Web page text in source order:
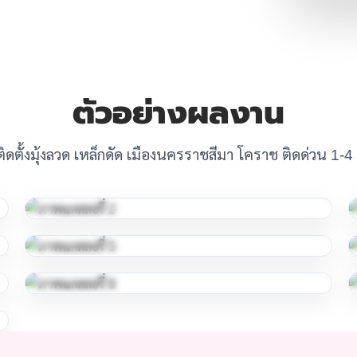
ตัวอย่างผลงาน
ตั้งมุ้งลวด เหล็กดัด เมืองนครราชสีมา โคราช ติดด่วน 1-